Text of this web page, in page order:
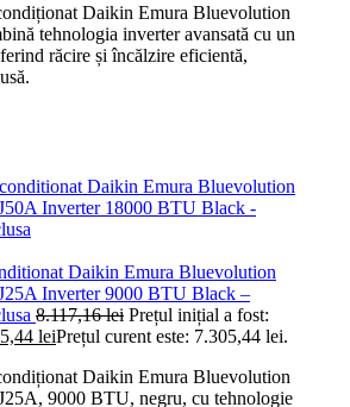
Daikin Emura Bluevolution
tehnologia inverter avansată cu un
răcire și încălzire eficientă,
Daikin Emura Bluevolution
Inverter 9000 BTU Black –
8.117,16lei Prețul inițial a fost:
leiPrețul curent este: 7.305,44 lei.
Daikin Emura Bluevolution
9000 BTU, negru, cu tehnologie